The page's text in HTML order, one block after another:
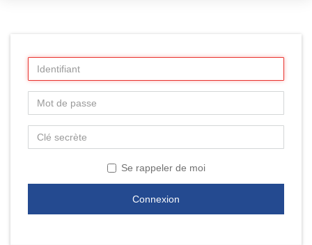
Se rappeler de moi
Connexion